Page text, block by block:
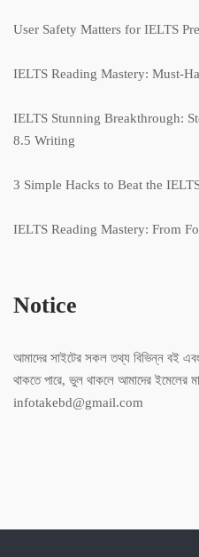
User Safety Matters for IELTS
IELTS Reading Mastery: Must-
IELTS Stunning Breakthrough:
8.5 Writing
3 Simple Hacks to Beat the
IELTS Reading Mastery: From
Notice
আমাদের সাইটের সকল তথ্য বিভিন্ন বই
থাকতে পারে, ভুল থাকলে আমাদের ইমেলের
infotakebd@gmail.com